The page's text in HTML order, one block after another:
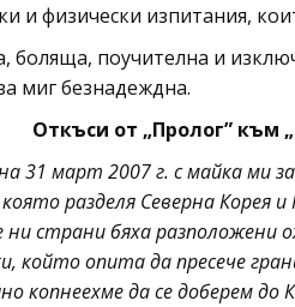
и физически изпитания,
боляща, поучителна и
миг безнадеждна.
Откъси от „Пролог” към
март 2007 г. с майка ми
разделя Северна Корея
страни бяха разположени
който опита да пресече
копнеехме да се доберем